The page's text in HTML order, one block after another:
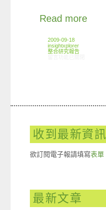
Read more
2009-09-18
insightxplorer
整合研究報告
收到最新資訊
欲訂閱電子報請填寫表單
最新文章